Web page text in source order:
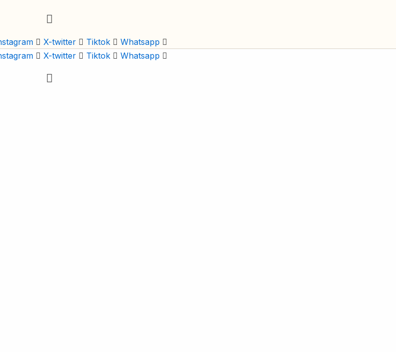
X-twitter Tiktok
Whatsapp
X-twitter Tiktok Whatsapp